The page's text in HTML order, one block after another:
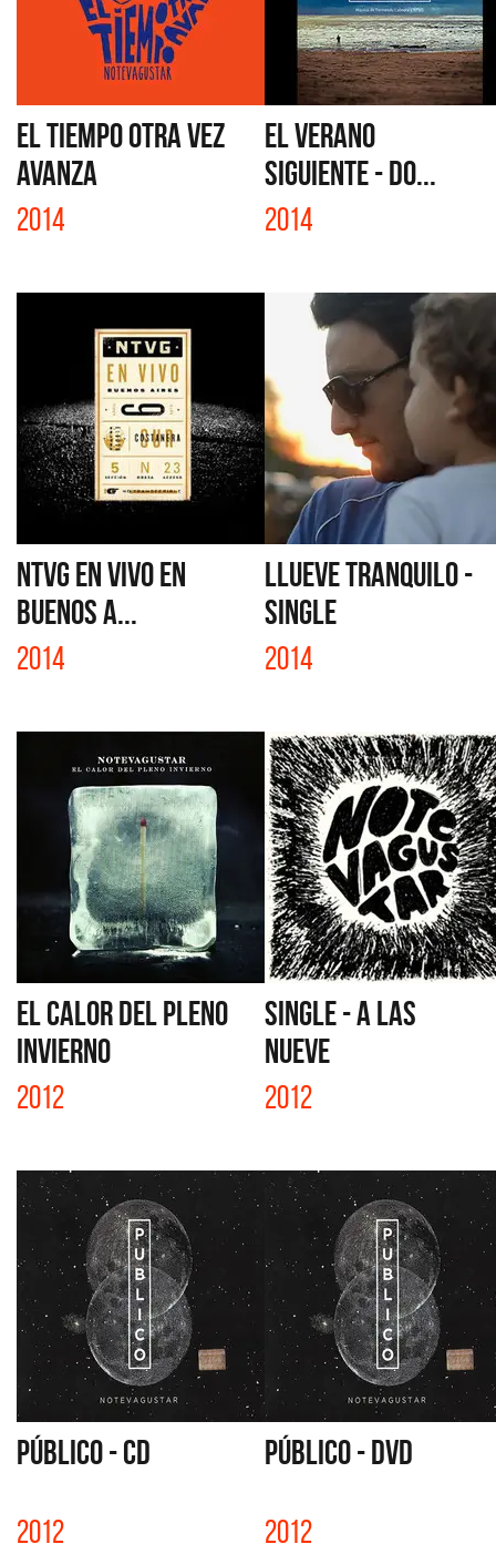
EL TIEMPO OTRA VEZ
AVANZA
2014
EL VERANO
SIGUIENTE - DO...
2014
NTVG EN VIVO EN
BUENOS A...
2014
LLUEVE TRANQUILO -
SINGLE
2014
EL CALOR DEL PLENO
INVIERNO
2012
SINGLE - A LAS
NUEVE
2012
PÚBLICO - CD
2012
PÚBLICO - DVD
2012